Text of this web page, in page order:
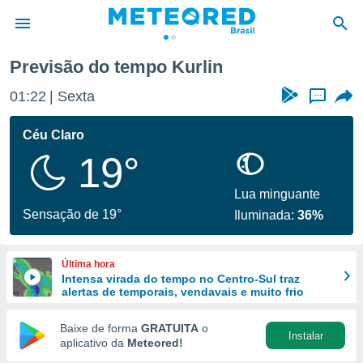
da
fornecidas
a este
das
e
forma
digital
Previsão do tempo Kurlin
01:22 Sexta ...
Céu Claro
19°
Sensação de 19°
Lua minguante
Iluminada:36%
Última hora
Intensa virada do tempo no Centro-Sul traz
alertas de temporais, vendavais e muito frio
Baixe de forma GRATUITA o
aplicativo da Meteored!
Instalar